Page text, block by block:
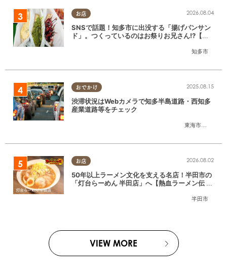
お店
知多市
2026.08.04
SNSで話題！知多市に出没する「揚げパンサン
ド」。つくっているのはお祭りお兄さん!?【ち
おでかけ
東海市
,大府市
2025.08.15
渋滞状況はWebカメラで知多半島道路・西知多
産業道路等をチェック
お店
半田市
2026.08.02
50年以上ラーメン文化を支える名店！半田市の
「灯台らーめん 半田店」へ【熱血ラーメン伝 8
VIEW MORE